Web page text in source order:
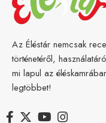
Az Éléstár nemcsak
történetéről,
mi lapul az
legtöbbet!